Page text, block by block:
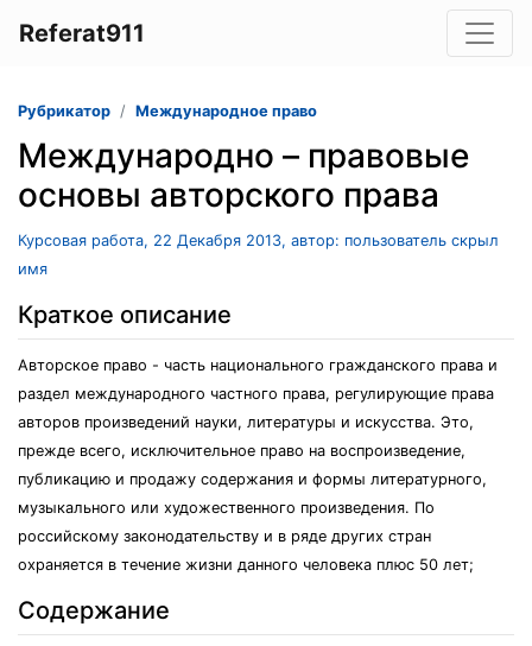
Referat911
Рубрикатор Международное право
Международно – правовые
основы авторского права
Курсовая работа, 22 Декабря 2013, автор: пользователь скрыл
имя
Краткое описание
Авторское право - часть национального гражданского права и
раздел международного частного права, регулирующие права
авторов произведений науки, литературы и искусства. Это,
прежде всего, исключительное право на воспроизведение,
публикацию и продажу содержания и формы литературного,
музыкального или художественного произведения. По
российскому законодательству и в ряде других стран
охраняется в течение жизни данного человека плюс 50 лет;
Содержание